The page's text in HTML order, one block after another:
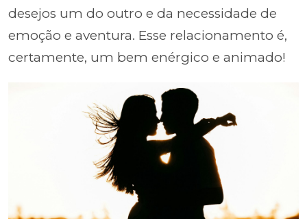
desejos um do outro e da necessidade de
emoção e aventura. Esse relacionamento é,
certamente, um bem enérgico e animado!